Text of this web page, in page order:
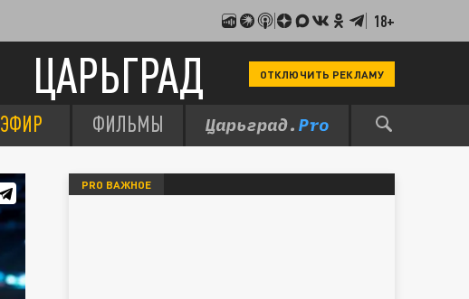
18+
ЦАРЬГРАД ОТКЛЮЧИТЬ РЕКЛАМУ
ЭФИР ФИЛЬМЫ
PRO ВАЖНОЕ